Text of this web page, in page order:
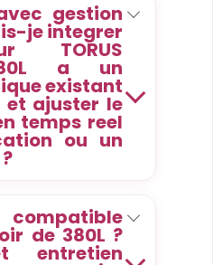
gestion
je integrer
TORUS
380L a un
existant
ajuster le
temps reel
ou un
de 380L ?
entretien